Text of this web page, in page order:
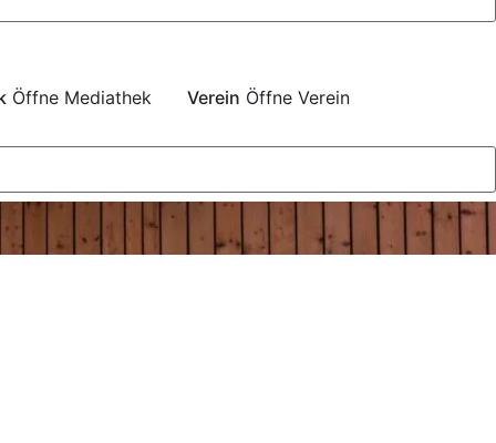
Öffne Mediathek Verein Öffne Verein